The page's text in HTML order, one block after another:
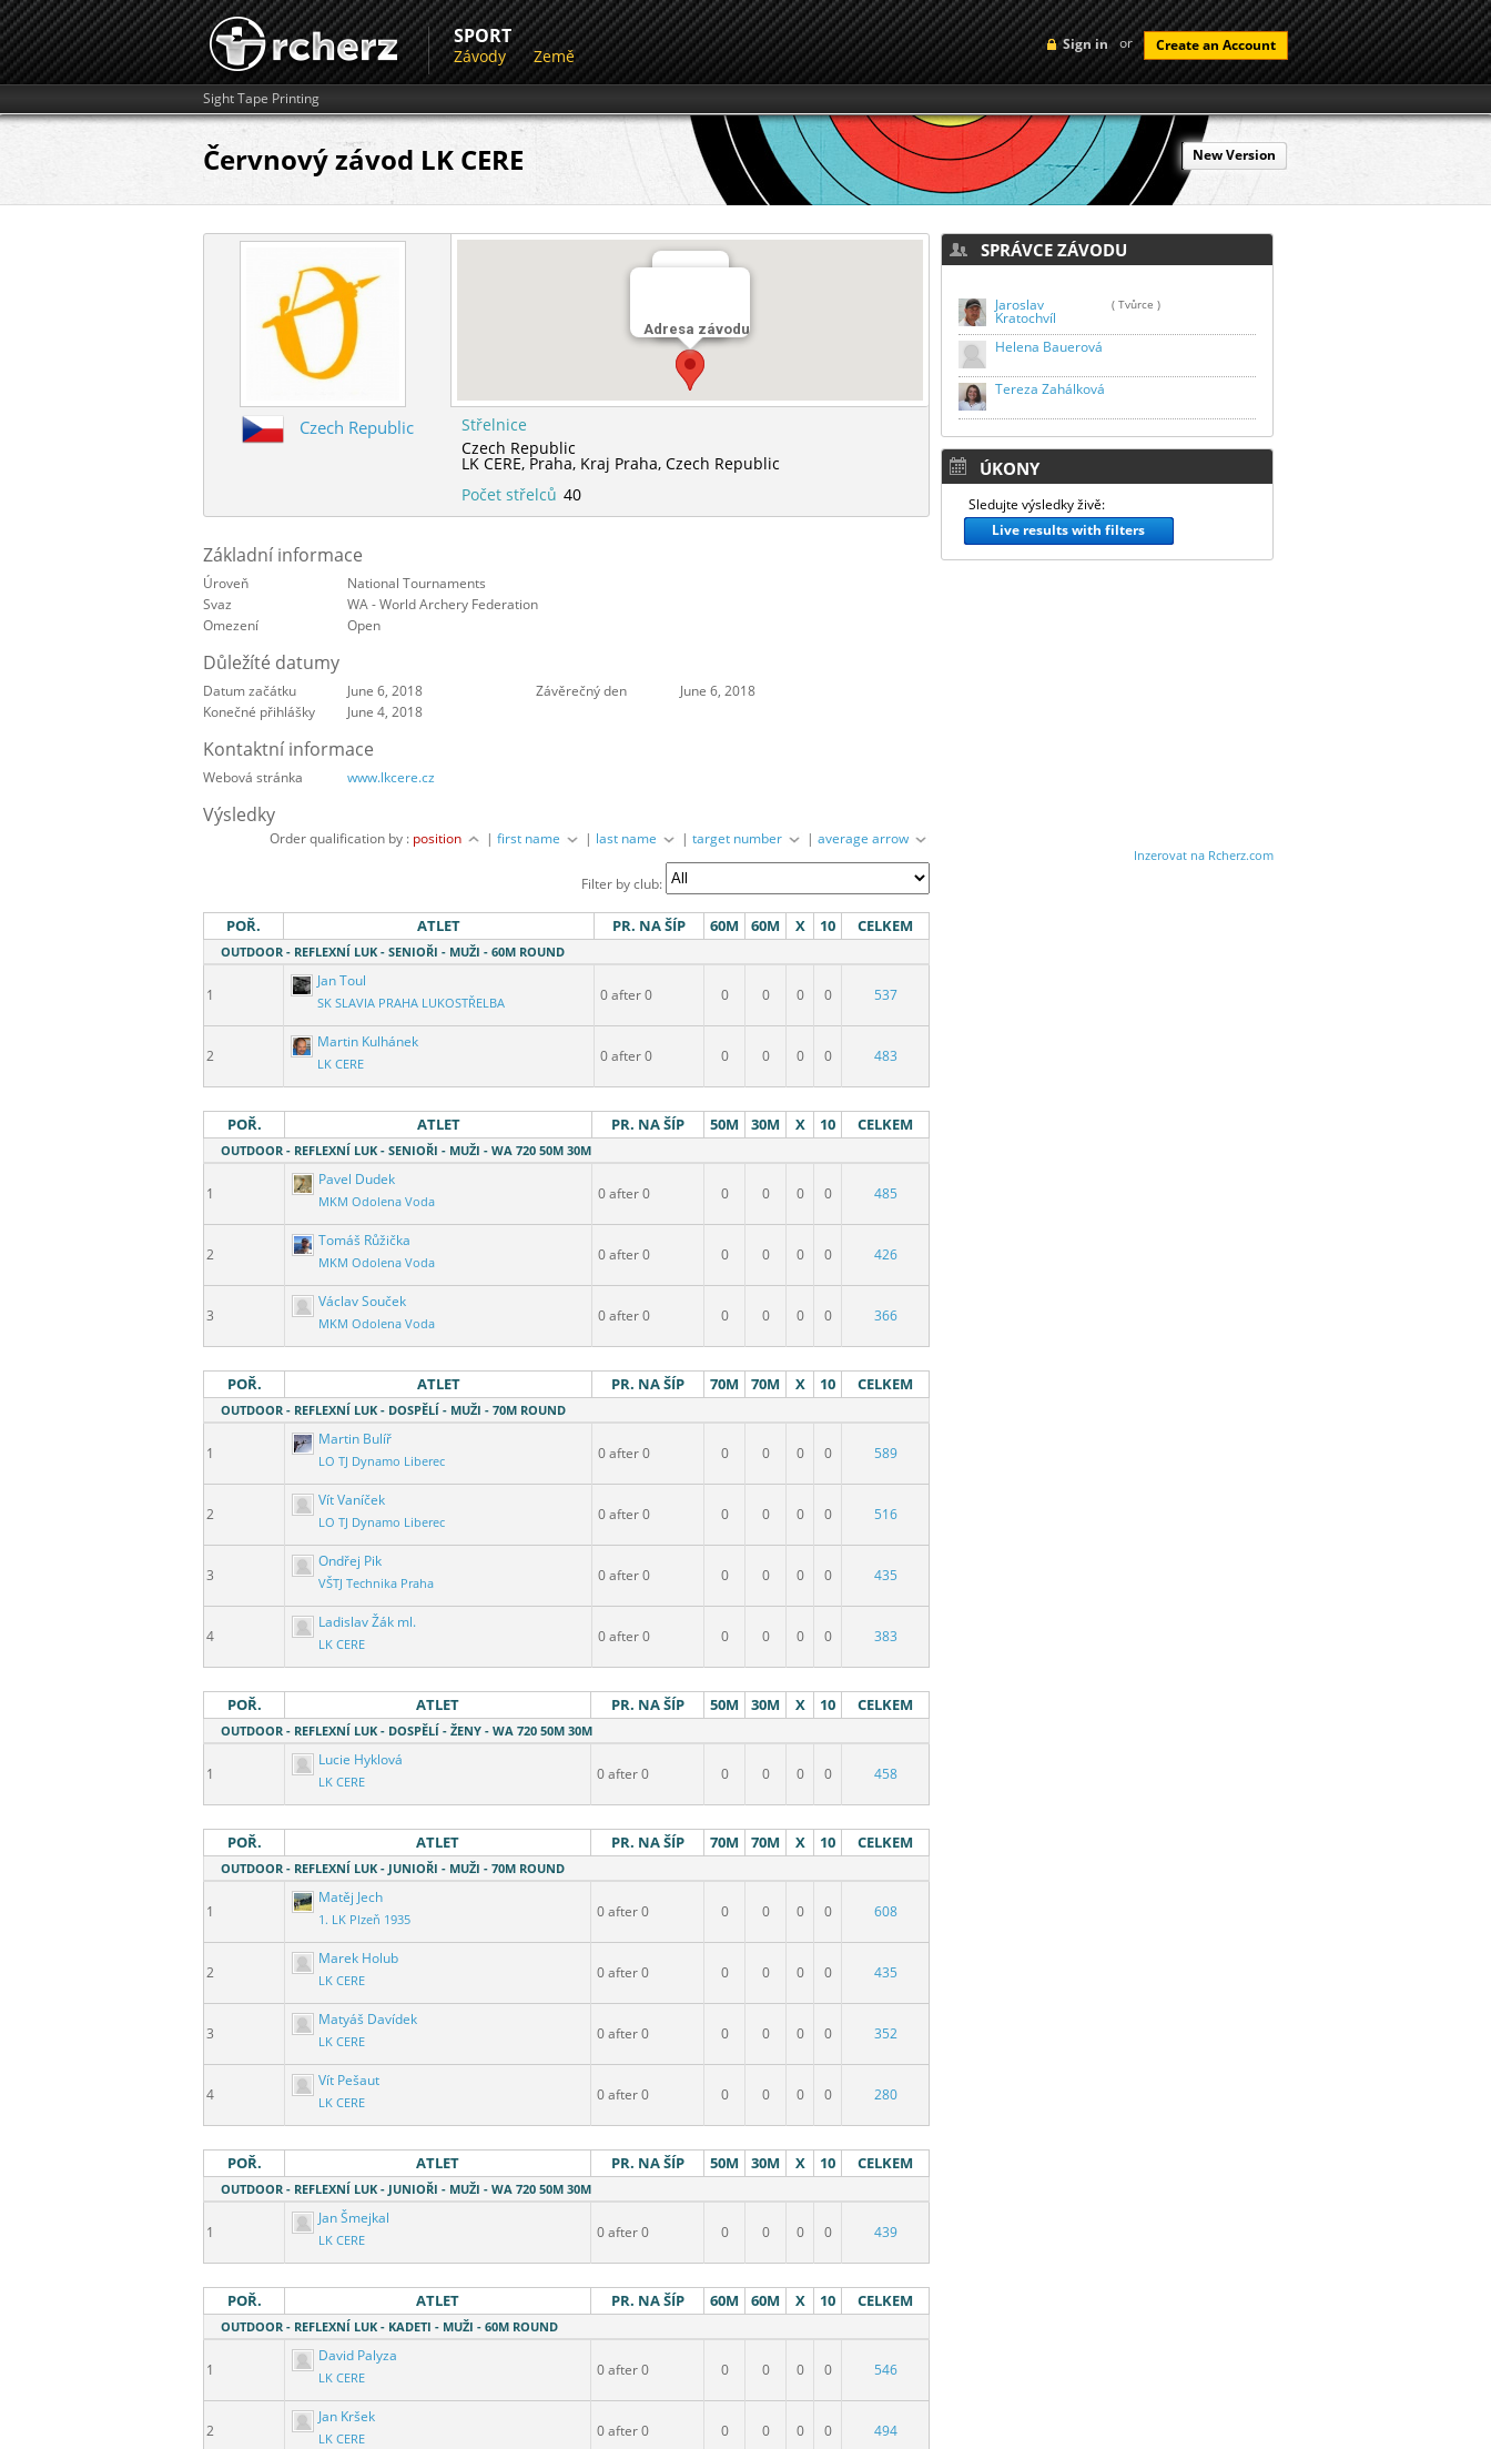
Sign in or Create an Account
SPORT
Závody Země
Sight Tape Printing
Červnový závod LK CERE New Version
Adresa závodu
LK CERE
Czech Republic
Střelnice
Czech Republic
LK CERE, Praha, Kraj Praha,Czech Republic
Počet střelců 40
Základní informace
Úroveň
National Tournaments
Svaz
WA - World Archery Federation
Omezení
Open
Důležíté datumy
Datum začátku June 6, 2018 Závěrečný den
June 6, 2018
Konečné přihlášky
June 4, 2018
Kontaktní informace
Webová stránka www.lkcere.cz
Výsledky
Order qualification by : position |first name | last name |target number |average arrow
Filter by club:
POŘ. ATLET PR. NA ŠÍP 60M 60M X 10 CELKEM
OUTDOOR - REFLEXNÍ LUK - SENIOŘI - MUŽI - 60M ROUND
1
Jan Toul
SK SLAVIA PRAHA LUKOSTŘELBA 0 after 0 0 0 0 0 537
2
Martin Kulhánek
LK CERE 0 after 0 0 0 0 0 483
POŘ. ATLET PR. NA ŠÍP 50M 30M X 10 CELKEM
OUTDOOR - REFLEXNÍ LUK - SENIOŘI - MUŽI - WA 720 50M 30M
1
Pavel Dudek
MKM Odolena Voda 0 after 0 0 0 0 0 485
2
Tomáš Růžička
MKM Odolena Voda 0 after 0 0 0 0 0 426
3
Václav Souček
MKM Odolena Voda 0 after 0 0 0 0 0 366
POŘ. ATLET PR. NA ŠÍP 70M 70M X 10 CELKEM
OUTDOOR - REFLEXNÍ LUK - DOSPĚLÍ - MUŽI - 70M ROUND
1
Martin Bulíř
LO TJ Dynamo Liberec 0 after 0 0 0 0 0 589
2
Vít Vaníček
LO TJ Dynamo Liberec 0 after 0 0 0 0 0 516
3
Ondřej Pik
VŠTJ Technika Praha 0 after 0 0 0 0 0 435
4
Ladislav Žák ml.
LK CERE 0 after 0 0 0 0 0 383
POŘ. ATLET PR. NA ŠÍP 50M 30M X 10 CELKEM
OUTDOOR - REFLEXNÍ LUK - DOSPĚLÍ - ŽENY - WA 720 50M 30M
1
Lucie Hyklová
LK CERE 0 after 0 0 0 0 0 458
POŘ. ATLET PR. NA ŠÍP 70M 70M X 10 CELKEM
OUTDOOR - REFLEXNÍ LUK - JUNIOŘI - MUŽI - 70M ROUND
1
Matěj Jech
1. LK Plzeň 1935 0 after 0 0 0 0 0 608
2
Marek Holub
LK CERE 0 after 0 0 0 0 0 435
3
Matyáš Davídek
LK CERE 0 after 0 0 0 0 0 352
4
Vít Pešaut
LK CERE 0 after 0 0 0 0 0 280
POŘ. ATLET PR. NA ŠÍP 50M 30M X 10 CELKEM
OUTDOOR - REFLEXNÍ LUK - JUNIOŘI - MUŽI - WA 720 50M 30M
1
Jan Šmejkal
LK CERE 0 after 0 0 0 0 0 439
POŘ. ATLET PR. NA ŠÍP 60M 60M X 10 CELKEM
OUTDOOR - REFLEXNÍ LUK - KADETI - MUŽI - 60M ROUND
1
David Palyza
LK CERE 0 after 0 0 0 0 0 546
2
Jan Kršek
LK CERE 0 after 0 0 0 0 0 494
SPRÁVCE ZÁVODU
Jaroslav
Kratochvíl
( Tvůrce )
Helena Bauerová
Tereza Zahálková
ÚKONY
Sledujte výsledky živě:
Live results with filters
Inzerovat na Rcherz.com